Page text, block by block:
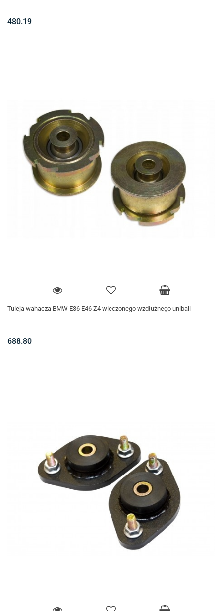
480.19
Tuleja wahacza BMW E36 E46 Z4 wleczonego wzdłużnego uniball
688.80